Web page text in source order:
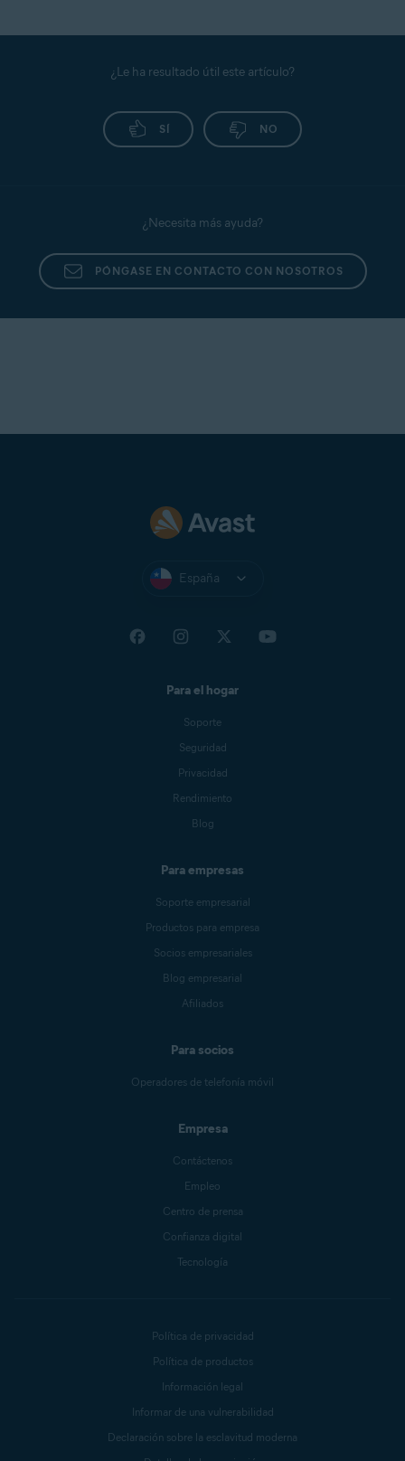
¿Le ha resultado útil este artículo?
SÍ NO
¿Necesita más ayuda?
PÓNGASE EN CONTACTO CON NOSOTROS
España
Para el hogar
Soporte
Seguridad
Privacidad
Rendimiento
Blog
Para empresas
Soporte empresarial
Productos para empresa
Socios empresariales
Blog empresarial
Afiliados
Para socios
Operadores de telefonía móvil
Empresa
Contáctenos
Empleo
Centro de prensa
Confianza digital
Tecnología
Política de privacidad
Política de productos
Información legal
Informar de una vulnerabilidad
Declaración sobre la esclavitud moderna